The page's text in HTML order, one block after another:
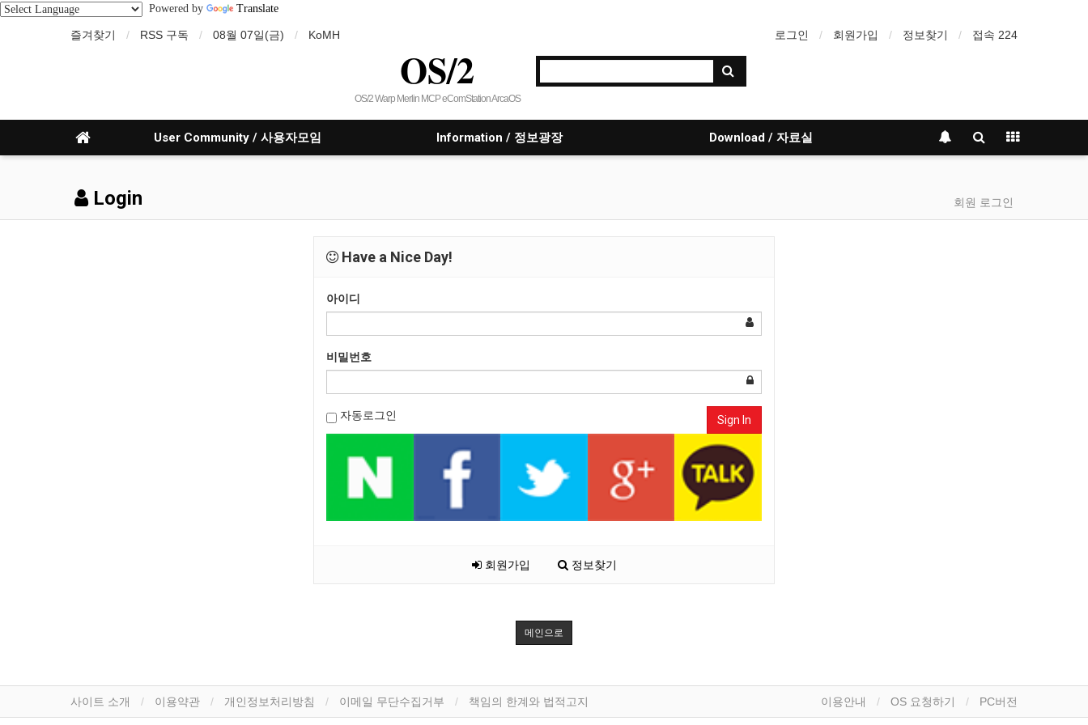
Powered by Translate
즐겨찾기 RSS 구독 08월 07일(금) KoMH 로그인 회원가입 정보찾기 접속 224
OS/2
OS/2 Warp Merlin MCP eComStation ArcaOS
User Community / 사용자모임 Information / 정보광장 Download / 자료실
Login 회원 로그인
Have a Nice Day!
아이디
비밀번호
자동로그인 Sign In
회원가입 정보찾기
메인으로
사이트 소개 이용약관 개인정보처리방침 이메일 무단수집거부 책임의 한계와 법적고지 이용안내 OS 요청하기 PC버전